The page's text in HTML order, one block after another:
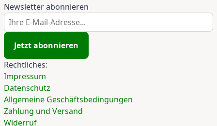
Newsletter abonnieren
Ihre E-Mail-Adresse...
Jetzt abonnieren
Rechtliches:
Impressum
Datenschutz
Allgemeine Geschäftsbedingungen
Zahlung und Versand
Widerruf